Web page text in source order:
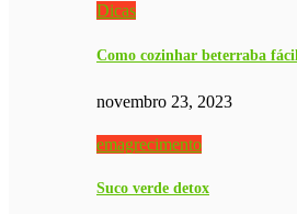
Dicas
Como cozinhar beterraba fácil
novembro 23, 2023
emagrecimento
Suco verde detox